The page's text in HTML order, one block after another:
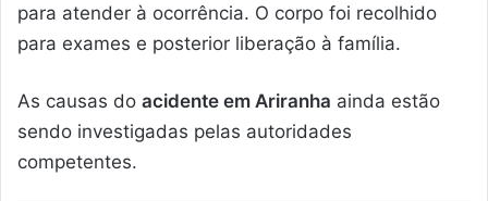
para atender à ocorrência. O corpo foi recolhido
para exames e posterior liberação à família.
As causas do acidente em Ariranha ainda estão
sendo investigadas pelas autoridades
competentes.